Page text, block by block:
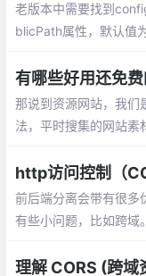
老版本中需要找到
blicPath属性，默认值
那说到资源网站，我们
法，平时搜集的网站素
能看到很多设计咨询，
可能是推荐软件，但是
也没记住啥
http访问控制（
前后端分离会带有很多
有些小问题，比如跨域
地址不一致就是跨域请
理解 CORS (跨域